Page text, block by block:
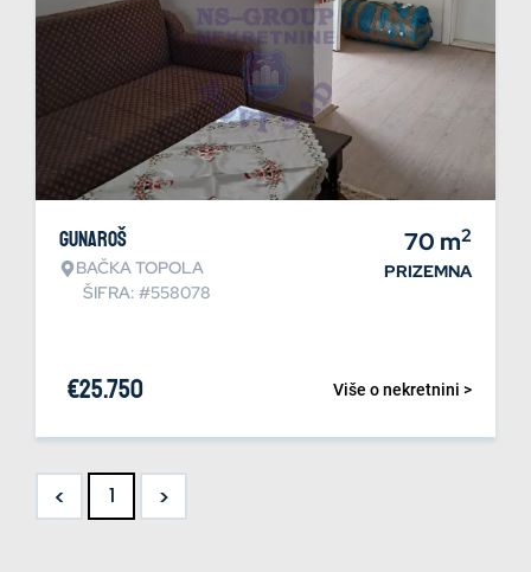
Gunaroš
BAČKA TOPOLA
ŠIFRA: #558078
70 m2
PRIZEMNA
Više o nekretnini >
€25.750
< 1 >